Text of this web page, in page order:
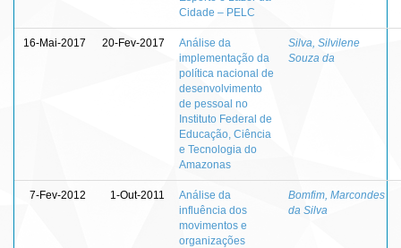
Cidade – PELC
16-Mai-2017 20-Fev-2017
Análise da
implementação da
política nacional de
desenvolvimento
de pessoal no
Instituto Federal de
Educação, Ciência
e Tecnologia do
Amazonas
Silva, Silvilene
Souza da
7-Fev-2012 1-Out-2011
Análise da
influência dos
movimentos e
organizações
Bomfim, Marcondes
da Silva